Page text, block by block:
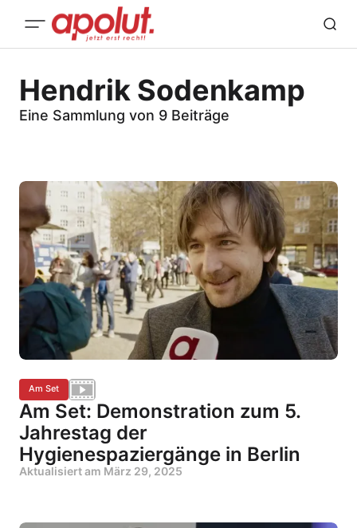
Hendrik Sodenkamp
Eine Sammlung von 9 Beiträge
Am Set
Am Set: Demonstration zum 5.
Jahrestag der
Hygienespaziergänge in Berlin
Aktualisiert am März 29, 2025